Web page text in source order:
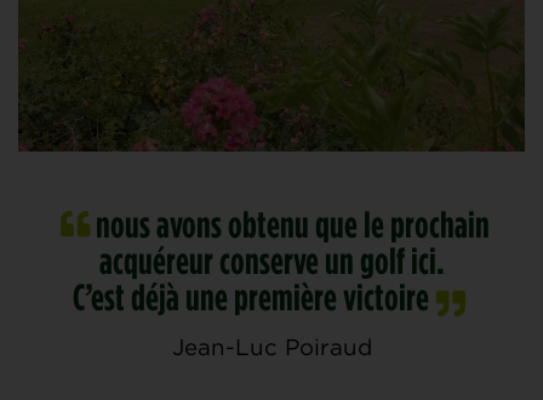
nous avons obtenu que le prochain
acquéreur conserve un golf ici.
C’est déjà une première victoire
Jean-Luc Poiraud